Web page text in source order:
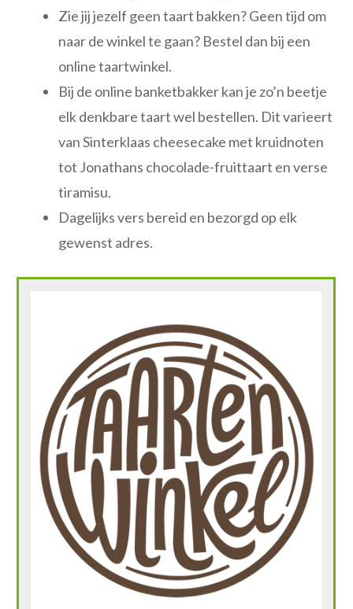
Zie jij jezelf geen taart bakken? Geen tijd om
naar de winkel te gaan? Bestel dan bij een
online taartwinkel.
Bij de online banketbakker kan je zo’n beetje
elk denkbare taart wel bestellen. Dit varieert
van Sinterklaas cheesecake met kruidnoten
tot Jonathans chocolade-fruittaart en verse
tiramisu.
Dagelijks vers bereid en bezorgd op elk
gewenst adres.